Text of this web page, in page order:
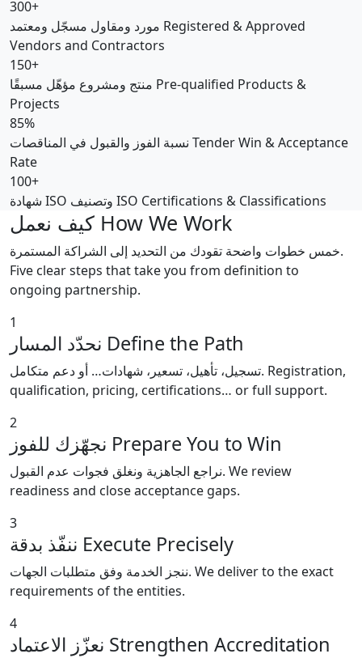
300+
مورد ومقاول مسجّل ومعتمد Registered & Approved
Vendors and Contractors
150+
منتج ومشروع مؤهّل مسبقًا Pre-qualified Products &
Projects
85%
نسبة الفوز والقبول في المناقصات Tender Win & Acceptance
Rate
100+
شهادة ISO وتصنيف ISO Certifications & Classifications
كيف نعمل How We Work
خمس خطوات واضحة تقودك من التحديد إلى الشراكة المستمرة.
Five clear steps that take you from definition to
ongoing partnership.
1
نحدّد المسار Define the Path
تسجيل، تأهيل، تسعير، شهادات… أو دعم متكامل. Registration,
qualification, pricing, certifications… or full support.
2
نجهّزك للفوز Prepare You to Win
نراجع الجاهزية ونغلق فجوات عدم القبول. We review
readiness and close acceptance gaps.
3
ننفّذ بدقة Execute Precisely
ننجز الخدمة وفق متطلبات الجهات. We deliver to the exact
requirements of the entities.
4
نعزّز الاعتماد Strengthen Accreditation